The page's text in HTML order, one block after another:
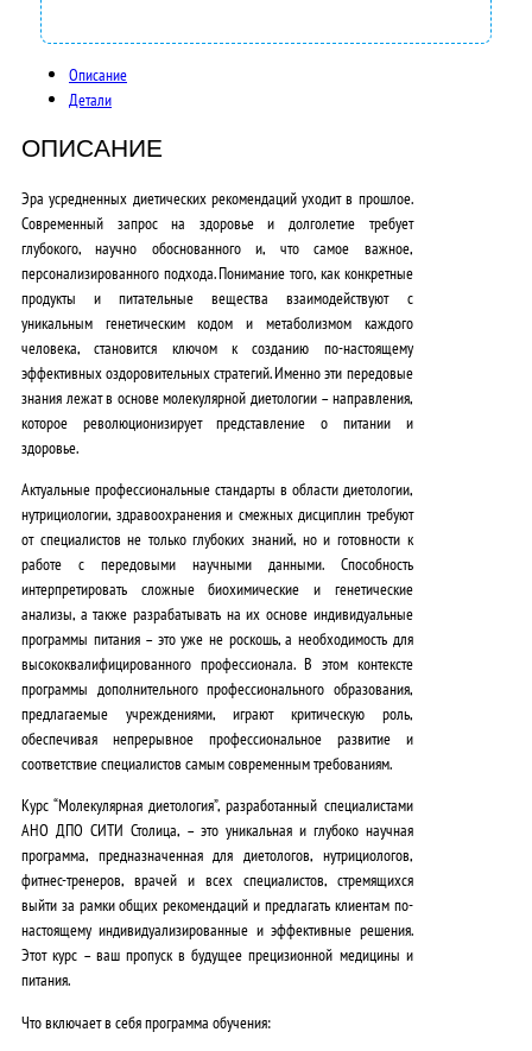
0
0
0
0
₽
.
Описание
Детали
ОПИСАНИЕ
Эра усредненных диетических рекомендаций уходит в прошлое.
Современный запрос на здоровье и долголетие требует
глубокого, научно обоснованного и, что самое важное,
персонализированного подхода. Понимание того, как конкретные
продукты и питательные вещества взаимодействуют с
уникальным генетическим кодом и метаболизмом каждого
человека, становится ключом к созданию по-настоящему
эффективных оздоровительных стратегий. Именно эти передовые
знания лежат в основе молекулярной диетологии – направления,
которое революционизирует представление о питании и
здоровье.
Актуальные профессиональные стандарты в области диетологии,
нутрициологии, здравоохраненияи смежных дисциплин требуют
от специалистов не только глубоких знаний, но и готовности к
работе с передовыми научными данными. Способность
интерпретировать сложные биохимические и генетические
анализы, а также разрабатывать на их основе индивидуальные
программы питания – это уже не роскошь, а необходимость для
высококвалифицированного профессионала. В этом контексте
программы дополнительного профессионального образования,
предлагаемые учреждениями, играют критическую роль,
обеспечивая непрерывное профессиональное развитиеи
соответствие специалистов самым современным требованиям.
Курс “Молекулярная диетология”, разработанный специалистами
АНО ДПО СИТИ Столица, – это уникальная и глубоко научная
программа, предназначенная для диетологов, нутрициологов,
фитнес-тренеров, врачей и всех специалистов, стремящихся
выйти за рамки общих рекомендаций и предлагать клиентам по-
настоящемуиндивидуализированные и эффективные решения.
Этот курс – ваш пропуск в будущее прецизионной медицины и
питания.
Что включает в себя программа обучения: